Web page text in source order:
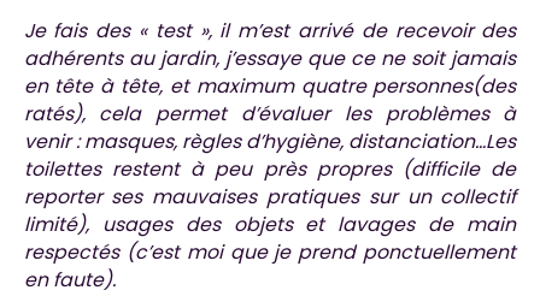
Je fais des « test », il m’est arrivé de recevoir des
adhérents au jardin, j’essaye que ce ne soit jamais
en tête à tête, et maximum quatre personnes(des
ratés), cela permet d’évaluer les problèmes à
venir : masques, règles d’hygiène, distanciation…Les
toilettes restent à peu près propres (difficile de
reporter ses mauvaises pratiques sur un collectif
limité), usages des objets et lavages de main
respectés (c’est moi que je prend ponctuellement
en faute).